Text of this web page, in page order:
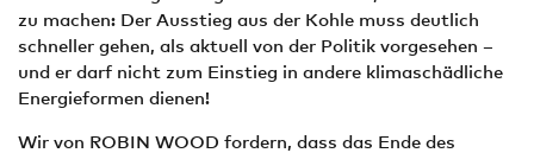
zu machen: Der Ausstieg aus der Kohle muss deutlich
schneller gehen, als aktuell von der Politik vorgesehen –
und er darf nicht zum Einstieg in andere klimaschädliche
Energieformen dienen!
Wir von ROBIN WOOD fordern, dass das Ende des